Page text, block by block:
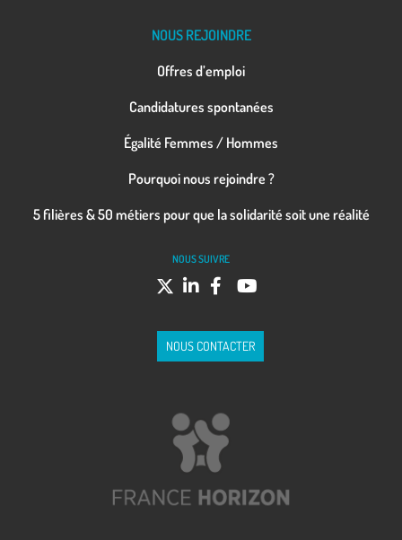
NOUS REJOINDRE
Offres d’emploi
Candidatures spontanées
Égalité Femmes / Hommes
Pourquoi nous rejoindre ?
5 filières & 50 métiers pour que la solidarité soit une réalité
NOUS SUIVRE
NOUS CONTACTER